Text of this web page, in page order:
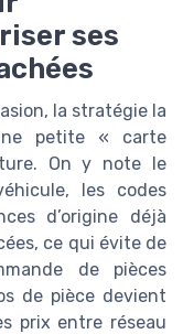
ses
la stratégie la
petite « carte
On y note le
les codes
d’origine déjà
ce qui évite de
de pièces
de pièce devient
prix entre réseau